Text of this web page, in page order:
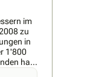
im
zu
in
1'800
hat